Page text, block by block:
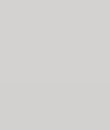
100% agave
dębu. W
do tego miód, w
grzanka, która jest
Dostał ocenę
na bazie brandy